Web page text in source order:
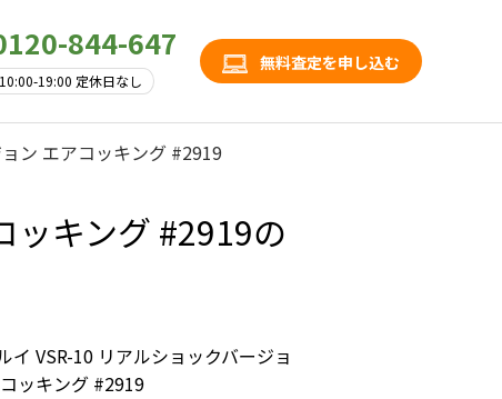
844-647
10:00-19:00 定休日なし
無料査定を申し込む
ン エアコッキング #2919
ッキング #2919の
イ VSR-10 リアルショックバージョ
ッキング #2919